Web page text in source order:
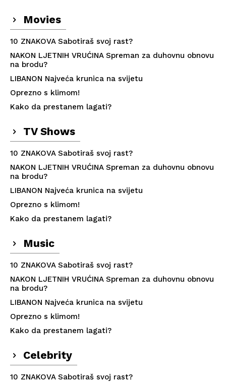
Movies
10 ZNAKOVA Sabotiraš svoj rast?
NAKON LJETNIH VRUĆINA Spreman za duhovnu obnovu
na brodu?
LIBANON Najveća krunica na svijetu
Oprezno s klimom!
Kako da prestanem lagati?
TV Shows
10 ZNAKOVA Sabotiraš svoj rast?
NAKON LJETNIH VRUĆINA Spreman za duhovnu obnovu
na brodu?
LIBANON Najveća krunica na svijetu
Oprezno s klimom!
Kako da prestanem lagati?
Music
10 ZNAKOVA Sabotiraš svoj rast?
NAKON LJETNIH VRUĆINA Spreman za duhovnu obnovu
na brodu?
LIBANON Najveća krunica na svijetu
Oprezno s klimom!
Kako da prestanem lagati?
Celebrity
10 ZNAKOVA Sabotiraš svoj rast?